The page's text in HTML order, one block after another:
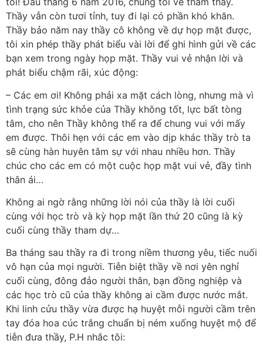
Thầy vẫn còn tươi tỉnh, tuy đi lại có phần khó khăn.
Thầy bảo năm nay thầy cô không về dự họp mặt được,
tôi xin phép thầy phát biểu vài lời để ghi hình gửi về các
bạn xem trong ngày họp mặt. Thầy vui vẻ nhận lời và
phát biểu chậm rãi, xúc động:
– Các em ơi! Không phải xa mặt cách lòng, nhưng mà vì
tình trạng sức khỏe của Thầy không tốt, lực bất tòng
tâm, cho nên Thầy không thể ra để chung vui với mấy
em được. Thôi hẹn với các em vào dịp khác thầy trò ta
sẽ cùng hàn huyên tâm sự với nhau nhiều hơn. Thầy
chúc cho các em có một cuộc họp mặt vui vẻ, đầy tình
thân ái…
Không ai ngờ rằng những lời nói của thầy là lời cuối
cùng với học trò và kỳ họp mặt lần thứ 20 cũng là kỳ
cuối cùng thầy tham dự…
Ba tháng sau thầy ra đi trong niềm thương yêu, tiếc nuối
vô hạn của mọi người. Tiễn biệt thầy về nơi yên nghỉ
cuối cùng, đông đảo người thân, bạn đồng nghiệp và
các học trò cũ của thầy không ai cầm được nước mắt.
Khi linh cửu thầy vừa được hạ huyệt mỗi người cầm trên
tay đóa hoa cúc trắng chuẩn bị ném xuống huyệt mộ để
tiễn đưa thầy, P.H nhắc tôi: